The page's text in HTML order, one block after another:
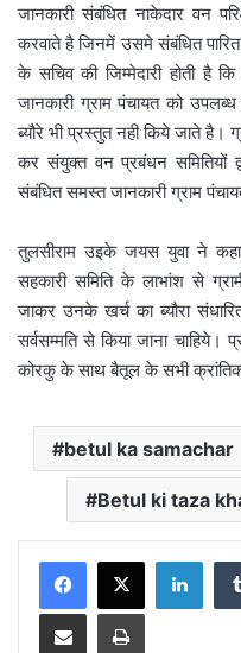
जानकारी संबंधित नाकेदार वन
करवाते है जिनमें उसमे संबंधित
के सचिव की जिम्मेदारी होती है
जानकारी ग्राम पंचायत को
ब्यौरे भी प्रस्तुत नही किये जाते है।
कर संयुक्त वन प्रबंधन समितियों
संबंधित समस्त जानकारी ग्राम
तुलसीराम उइके जयस युवा ने
सहकारी समिति के लाभांश से
जाकर उनके खर्च का ब्यौरा
सर्वसम्मति से किया जाना चाहिये।
कोरकु के साथ बैतूल के सभी
betul ka samachar
Betul ki taza